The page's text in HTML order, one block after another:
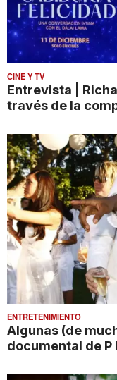
CINE Y TV
Entrevista |
través de la
ENTRETENIMIENTO
Algunas (de
documental de P